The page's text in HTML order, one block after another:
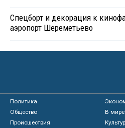
Спецборт и декорация к
аэропорт Шереметьево
Политика
Общество
В мире
Происшествия